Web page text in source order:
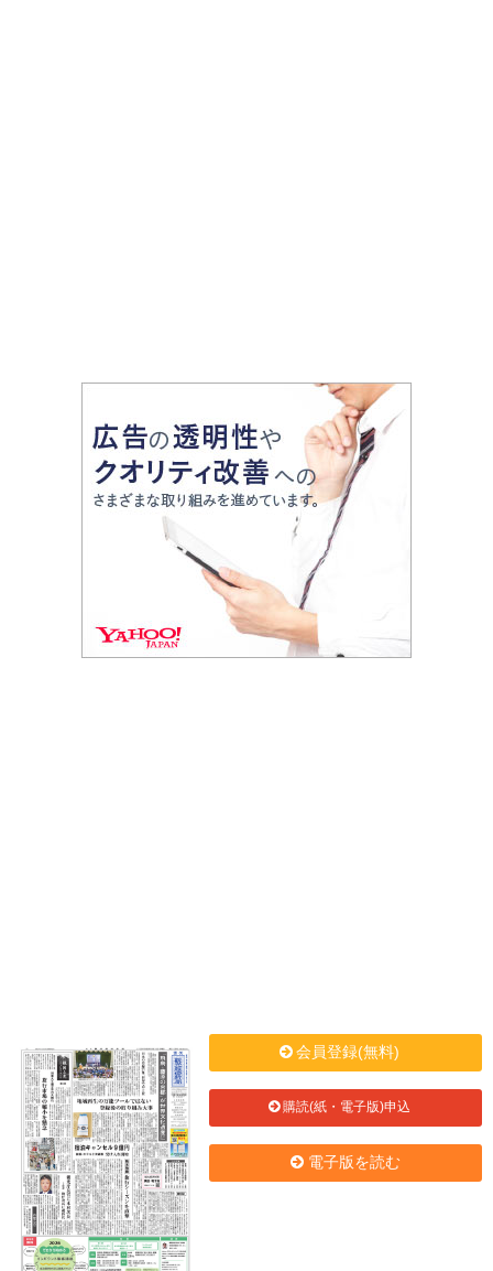
会員登録(無料)
購読(紙・電子版)申込
電子版を読む